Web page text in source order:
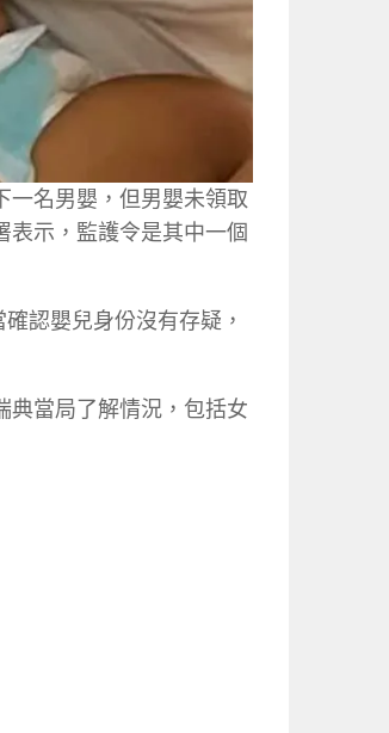
一名男嬰，但男嬰未領取
表示，監護令是其中一個
認嬰兒身份沒有存疑，
典當局了解情況，包括女